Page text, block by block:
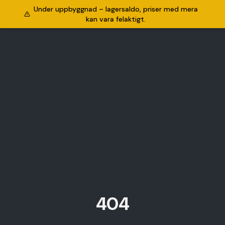
Under uppbyggnad – lagersaldo, priser med mera
kan vara felaktigt.
404